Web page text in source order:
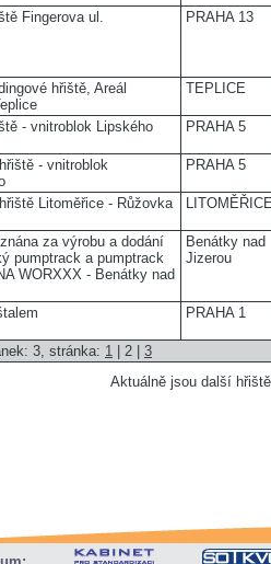
3, stránka: 1 | 2 | 3
Fingerova ul. PRAHA 13
hřiště, Areál
TEPLICE
- vnitroblok Lipského PRAHA 5
- vnitroblok
PRAHA 5
Litoměřice - Růžovka LITOMĚŘICE
za výrobu a dodání
pumptrack a pumptrack
WORXXX - Benátky nad
Benátky nad
Jizerou
PRAHA 1
Aktuálně jsou další